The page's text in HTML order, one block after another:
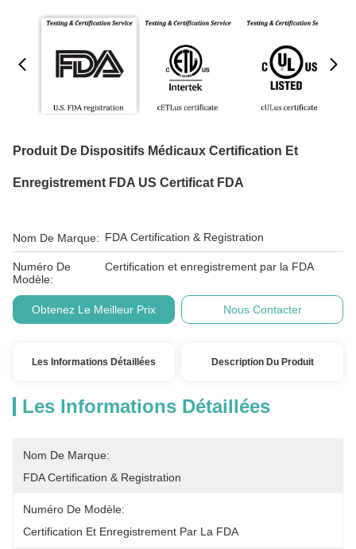
Produit De Dispositifs Médicaux Certification Et
Enregistrement FDA US Certificat FDA
Nom De Marque: FDA Certification & Registration
Numéro De
Modèle:
Certification et enregistrement par la FDA
Obtenez Le Meilleur Prix Nous Contacter
Les Informations Détaillées Description Du Produit
Les Informations Détaillées
Nom De Marque:
FDA Certification & Registration
Numéro De Modèle:
Certification Et Enregistrement Par La FDA